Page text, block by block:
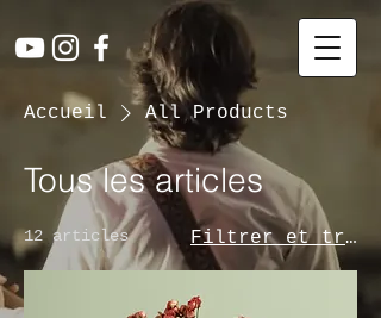
Accueil All Products
Tous les articles
12 articles Filtrer et trier